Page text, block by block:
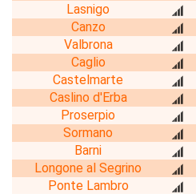
Lasnigo
Canzo
Valbrona
Caglio
Castelmarte
Caslino d'Erba
Proserpio
Sormano
Barni
Longone al Segrino
Ponte Lambro